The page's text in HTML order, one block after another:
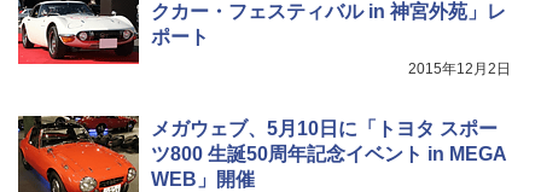
クカー・フェスティバル in 神宮外苑」レ
ポート
2015年12月2日
メガウェブ、5月10日に「トヨタ スポー
ツ800 生誕50周年記念イベント in MEGA
WEB」開催